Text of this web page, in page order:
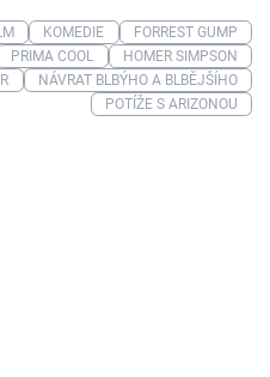
KOMEDIE
FORREST GUMP
PRIMA COOL
HOMER SIMPSON
NÁVRAT BLBÝHO A BLBĚJŠÍHO
POTÍŽE S ARIZONOU